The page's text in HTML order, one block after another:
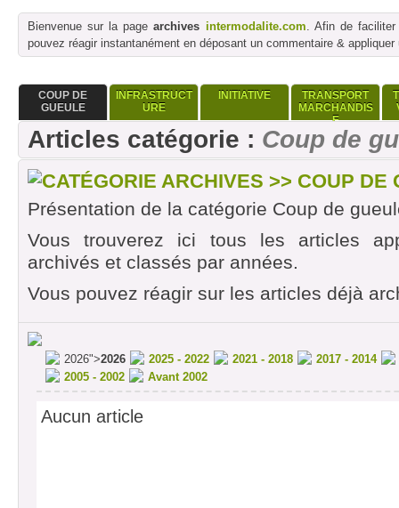
Bienvenue sur la pagearchives intermodalite.com. Afin de
pouvez réagir instantanément en déposant un commentaire & appliquer
COUP DE
GUEULE
INFRASTRUCT
URE
INITIATIVE
TRANSPORT
MARCHANDIS
E
Articles catégorie : Coup de
CATÉGORIE ARCHIVES >> COUP DE
Présentation de la catégorie Coup de
Vous trouverez ici tous les articles
archivés et classés par années.
Vous pouvez réagir sur les articles déjà
2026">2026 2025 - 2022 2021 - 2018
2017 - 2014
2005 - 2002
Avant 2002
Aucun article